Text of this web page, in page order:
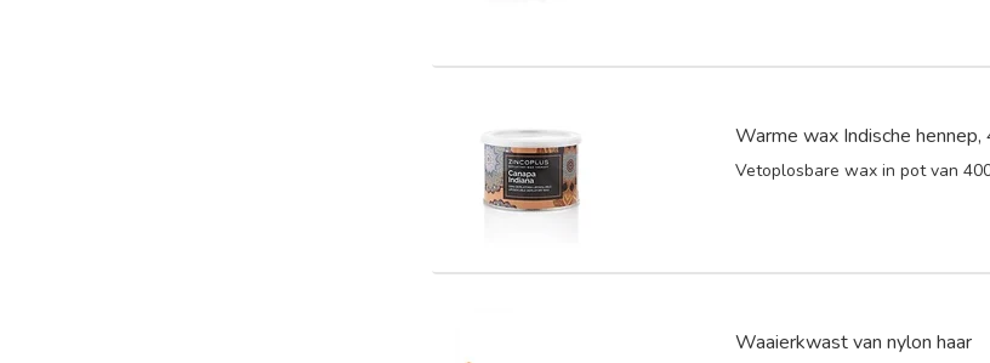
Warme wax Indische
Vetoplosbare wax in pot van
Waaierkwast van nylon haar